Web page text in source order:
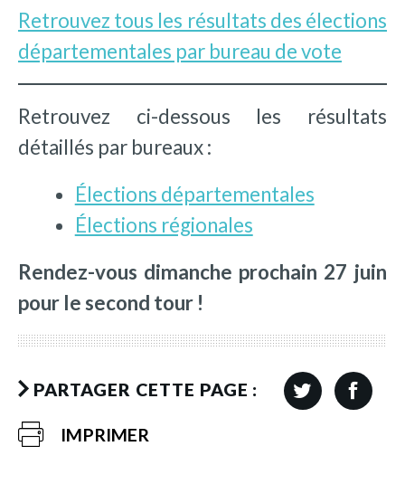
Retrouvez tous les résultats des élections
départementales par bureau de vote
Retrouvez ci-dessous les résultats
détaillés par bureaux :
Élections départementales
Élections régionales
Rendez-vous dimanche prochain 27 juin
pour le second tour !
PARTAGER CETTE PAGE :
IMPRIMER